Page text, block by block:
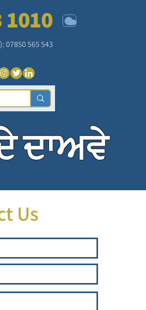
1010
565 543
ਦਾਅਵੇ
Us